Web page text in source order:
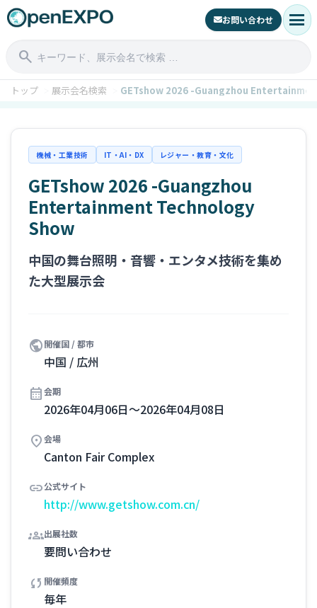
お問い合わせ menu
search
トップ 展示会名検索 GETshow 2026 -Guangzhou
機械・工業技術 IT・AI・DX レジャー・教育・文化
GETshow 2026 -Guangzhou
Entertainment Technology
Show
中国の舞台照明・音響・エンタメ技術を集め
た大型展示会
public開催国 / 都市
中国 / 広州
calendar_month会期
2026年04月06日～2026年04月08日
location_on会場
Canton Fair Complex
link公式サイト
http://www.getshow.com.cn/
groups出展社数
要問い合わせ
sync 開催頻度
毎年